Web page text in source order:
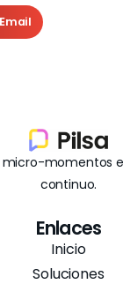
Email
momentos
continuo.
Enlaces
Inicio
Soluciones